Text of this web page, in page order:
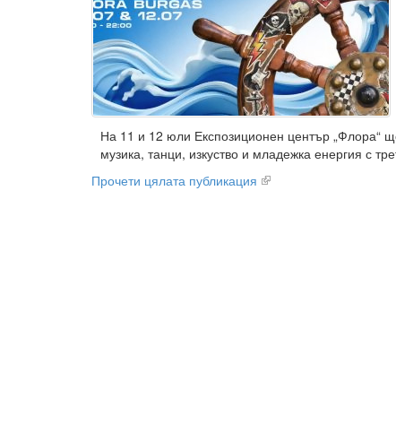
На 11 и 12 юли Експозиционен център „Флора“
музика, танци, изкуство и младежка енергия с
Прочети цялата публикация